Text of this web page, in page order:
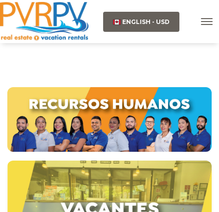
ENGLISH - USD